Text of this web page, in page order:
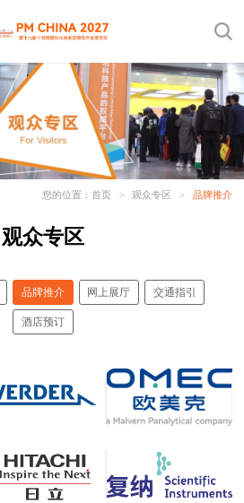
您的位置： 首页 > 观众专区 > 品牌推介
观众专区
品牌推介 网上展厅 交通指引
酒店预订